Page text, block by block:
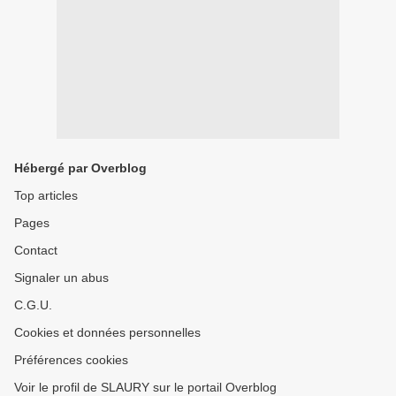
Hébergé par Overblog
Top articles
Pages
Contact
Signaler un abus
C.G.U.
Cookies et données personnelles
Préférences cookies
Voir le profil de SLAURY sur le portail Overblog